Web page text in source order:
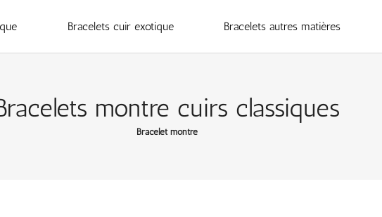
Bracelets cuir exotique Bracelets autres matières
montre cuirs classiques
Bracelet montre